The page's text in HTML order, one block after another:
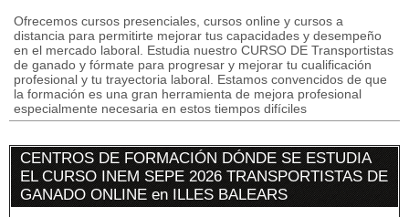
Ofrecemos cursos presenciales, cursos online y cursos a
distancia para permitirte mejorar tus capacidades y desempeño
en el mercado laboral. Estudia nuestro CURSO DE Transportistas
de ganado y fórmate para progresar y mejorar tu cualificación
profesional y tu trayectoria laboral. Estamos convencidos de que
la formación es una gran herramienta de mejora profesional
especialmente necesaria en estos tiempos difíciles
CENTROS DE FORMACIÓN DÓNDE SE ESTUDIA
EL CURSO INEM SEPE 2026 TRANSPORTISTAS DE
GANADO ONLINE en ILLES BALEARS